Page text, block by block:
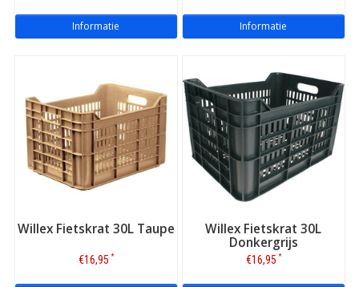
Informatie Informatie
Willex Fietskrat 30L Taupe
€16,95 *
Willex Fietskrat 30L
Donkergrijs
€16,95 *